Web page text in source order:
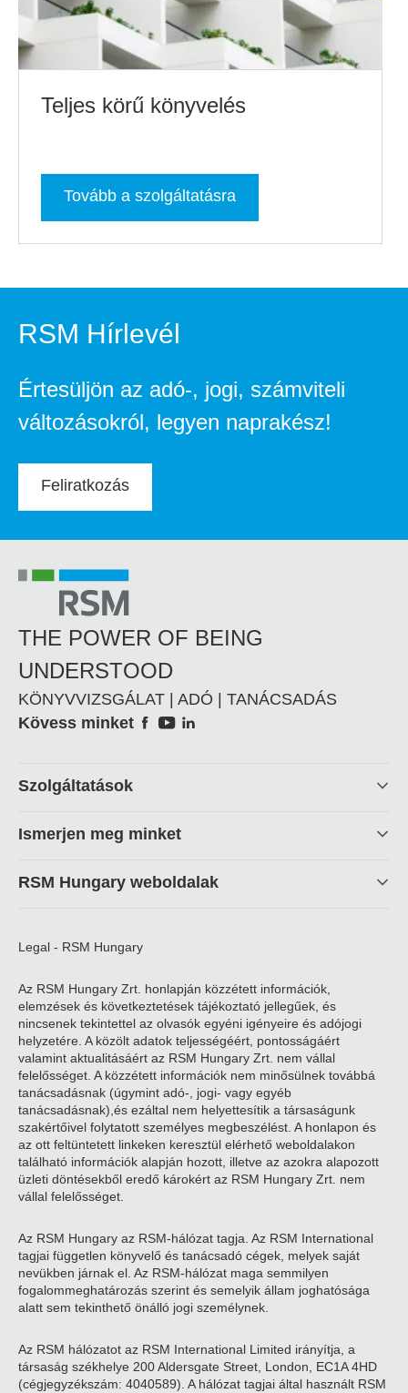
Teljes körű könyvelés
Tovább a szolgáltatásra
RSM Hírlevél
Értesüljön az adó-, jogi, számviteli
változásokról, legyen naprakész!
Feliratkozás
THE POWER OF BEING
UNDERSTOOD
KÖNYVVIZSGÁLAT | ADÓ | TANÁCSADÁS
Social
Kövess minket
Footer
Szolgáltatások
Ismerjen meg minket
RSM Hungary weboldalak
Legal - RSM Hungary
Az RSM Hungary Zrt. honlapján közzétett információk,
elemzések és következtetések tájékoztató jellegűek, és
nincsenek tekintettel az olvasók egyéni igényeire és adójogi
helyzetére. A közölt adatok teljességéért, pontosságáért
valamint aktualitásáért az RSM Hungary Zrt. nem vállal
felelősséget. A közzétett információk nem minősülnek továbbá
tanácsadásnak (úgymint adó-, jogi- vagy egyéb
tanácsadásnak),és ezáltal nem helyettesítik a társaságunk
szakértőivel folytatott személyes megbeszélést. A honlapon és
az ott feltüntetett linkeken keresztül elérhető weboldalakon
található információk alapján hozott, illetve az azokra alapozott
üzleti döntésekből eredő károkért az RSM Hungary Zrt. nem
vállal felelősséget.
Az RSM Hungary az RSM-hálózat tagja. Az RSM International
tagjai független könyvelő és tanácsadó cégek, melyek saját
nevükben járnak el. Az RSM-hálózat maga semmilyen
fogalommeghatározás szerint és semelyik állam joghatósága
alatt sem tekinthető önálló jogi személynek.
Az RSM hálózatot az RSM International Limited irányítja, a
társaság székhelye 200 Aldersgate Street, London, EC1A 4HD
(cégjegyzékszám: 4040589). A hálózat tagjai által használt RSM